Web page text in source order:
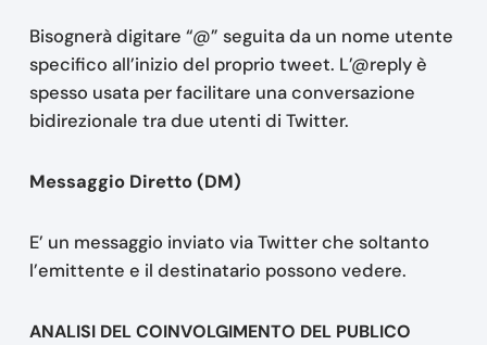
Bisognerà digitare “@” seguita da un nome utente
specifico all’inizio del proprio tweet. L’@reply è
spesso usata per facilitare una conversazione
bidirezionale tra due utenti di Twitter.
Messaggio Diretto (DM)
E’ un messaggio inviato via Twitter che soltanto
l’emittente e il destinatario possono vedere.
ANALISI DEL COINVOLGIMENTO DEL PUBLICO